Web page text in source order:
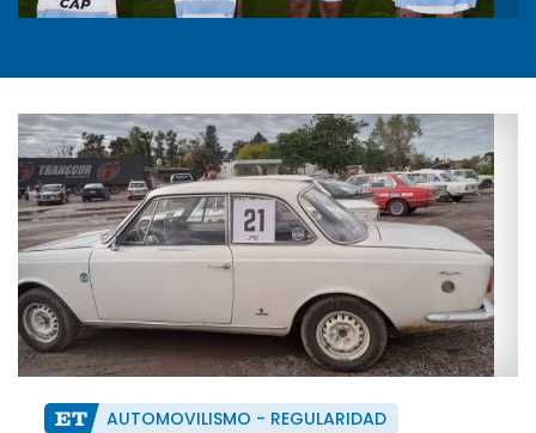
AUTOMOVILISMO - REGULARIDAD